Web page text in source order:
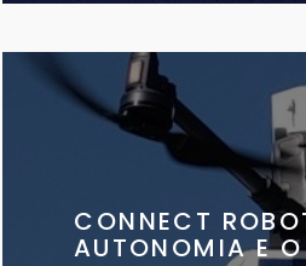
CONNECT
AUTONOMIA E